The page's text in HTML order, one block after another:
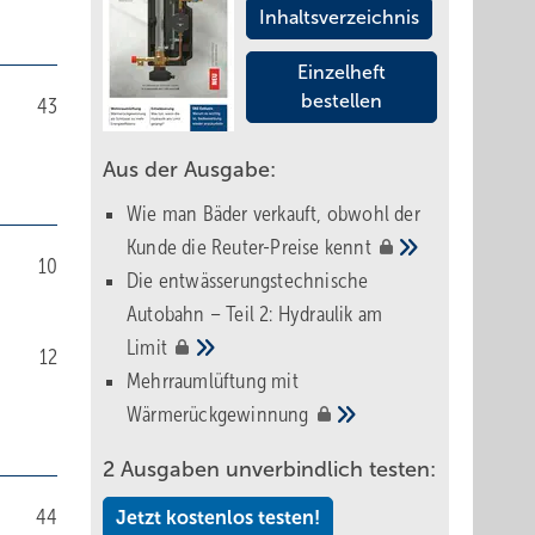
43
10
12
44
Inhaltsverzeichnis
Einzelheft
bestellen
Aus der Ausgabe:
Wie man Bäder verkauft, obwohl der
Kunde die Reuter-Preise kennt
Die entwässerungstechnische
Autobahn – Teil 2: Hydraulik am
Limit
Mehrraumlüftung mit
Wärmerückgewinnung
2 Ausgaben unverbindlich testen:
Jetzt kostenlos testen!